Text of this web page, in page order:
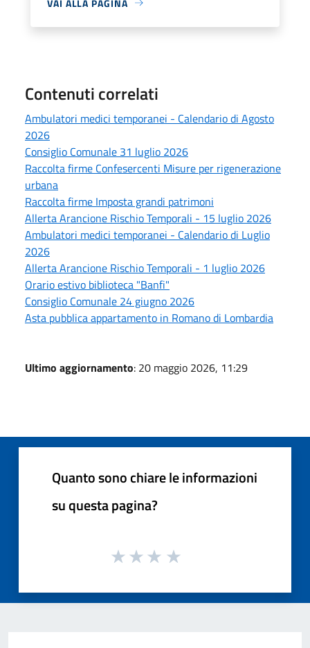
Contenuti correlati
Ambulatori medici temporanei - Calendario di Agosto
2026
Consiglio Comunale 31 luglio 2026
Raccolta firme Confesercenti Misure per rigenerazione
urbana
Raccolta firme Imposta grandi patrimoni
Allerta Arancione Rischio Temporali - 15 luglio 2026
Ambulatori medici temporanei - Calendario di Luglio
2026
Allerta Arancione Rischio Temporali - 1 luglio 2026
Orario estivo biblioteca "Banfi"
Consiglio Comunale 24 giugno 2026
Asta pubblica appartamento in Romano di Lombardia
Ultimo aggiornamento: 20 maggio 2026, 11:29
Quanto sono chiare le informazioni
su questa pagina?